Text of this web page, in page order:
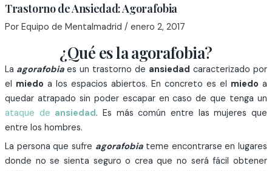
Trastorno de Ansiedad: Agorafobia
Por Equipo de Mentalmadrid / enero 2, 2017
¿Qué es la agorafobia?
La agorafobia es un trastorno de ansiedad caracterizado por
el miedo a los espacios abiertos. En concreto es el miedo a
quedar atrapado sin poder escapar en caso de que tenga un
ataque de ansiedad. Es más común entre las mujeres que
entre los hombres.
La persona que sufre agorafobia teme encontrarse en lugares
donde no se sienta seguro o crea que no será fácil obtener